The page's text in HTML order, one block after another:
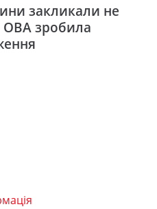
закликали не
ОВА зробила